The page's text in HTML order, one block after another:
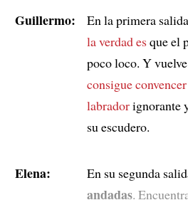
Guillermo: En la primera salida
la verdad esque el
poco loco. Y
consigue
labradorignorante
su escudero.
Elena: En su segunda
andadas.